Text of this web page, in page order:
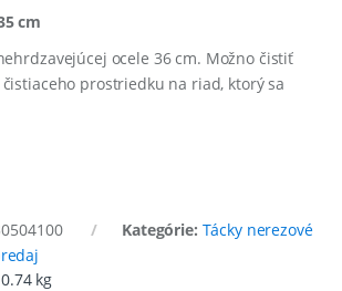
cm
ocele 36 cm. Možno čistiť
prostriedku na riad, ktorý sa
Kategórie: Tácky nerezové
0.74 kg